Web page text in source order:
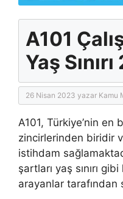
A101
Yaş
26 Nisan 2023 yazar Kamu
A101, Türkiye’nin en
zincirlerinden biridir
istihdam
şartları yaş sınırı
arayanlar tarafından